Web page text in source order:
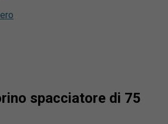
spacciatore di 75